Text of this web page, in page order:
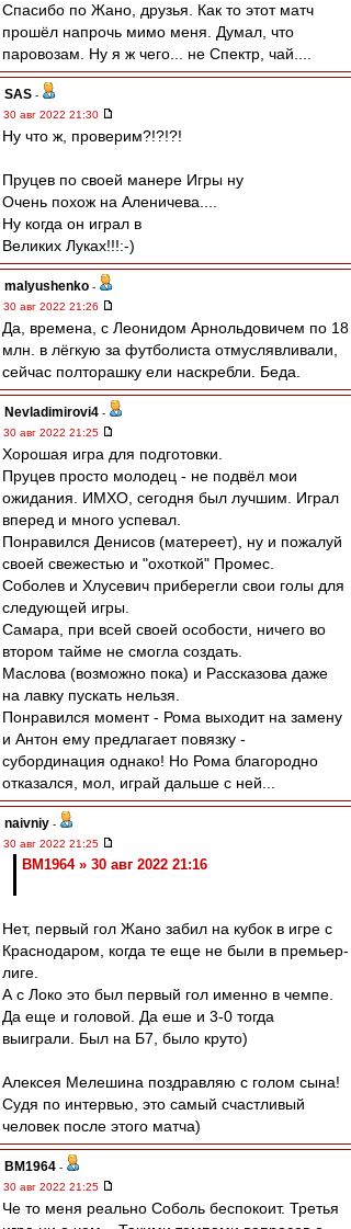
Спасибо по Жано, друзья. Как то этот матч
прошёл напрочь мимо меня. Думал, что
паровозам. Ну я ж чего... не Спектр, чай....
SAS -
30 авг 2022 21:30
Ну что ж, проверим?!?!?!
Пруцев по своей манере Игры ну
Очень похож на Аленичева....
Ну когда он играл в
Великих Луках!!!:-)
malyushenko -
30 авг 2022 21:26
Да, времена, с Леонидом Арнольдовичем по 18
млн. в лёгкую за футболиста отмуслявливали,
сейчас полторашку ели наскребли. Беда.
Nevladimirovi4 -
30 авг 2022 21:25
Хорошая игра для подготовки.
Пруцев просто молодец - не подвёл мои
ожидания. ИМХО, сегодня был лучшим. Играл
вперед и много успевал.
Понравился Денисов (матереет), ну и пожалуй
своей свежестью и "охоткой" Промес.
Соболев и Хлусевич приберегли свои голы для
следующей игры.
Самара, при всей своей особости, ничего во
втором тайме не смогла создать.
Маслова (возможно пока) и Рассказова даже
на лавку пускать нельзя.
Понравился момент - Рома выходит на замену
и Антон ему предлагает повязку -
субординация однако! Но Рома благородно
отказался, мол, играй дальше с ней...
naivniy -
30 авг 2022 21:25
BM1964 » 30 авг 2022 21:16
Нет, первый гол Жано забил на кубок в игре с
Краснодаром, когда те еще не были в премьер-
лиге.
А с Локо это был первый гол именно в чемпе.
Да еще и головой. Да еше и 3-0 тогда
выиграли. Был на Б7, было круто)
Алексея Мелешина поздравляю с голом сына!
Судя по интервью, это самый счастливый
человек после этого матча)
BM1964 -
30 авг 2022 21:25
Че то меня реально Соболь беспокоит. Третья